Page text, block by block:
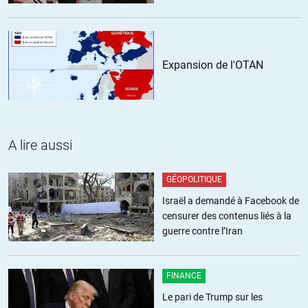
d’inscrire leurs pertes à leur bilans et les ont déduites de leurs
impôts les années suivantes, baissant donc les revenus de
l’état.
Ce qui fait que les banques ont en fait remboursé le prêt de
l’état avec des « avoirs fiscaux » gratuits et que ça ne leur a
rien coûté.
Vers les « marchés financiers » (gérés par ces mêmes
tribuable qui s’est encore plus fait presser.
D’ailleurs, lorsque le jugement en appel (ou en cassation, je ne
sais plus) de Jérôme Kerviel l’avait disculpé de 99,98% du trou
béant de la SG, certains fonctionnaires de Bercy (il existe
selon laquelle ce jugement devrait entraîner la suppression de
« l’amnistie fiscale » concernant les pertes, celles-ci étant
Expansion de l'OTAN
A lire aussi
GÉOPOLITIQUE
Israël a demandé à Facebook de
censurer des contenus liés à la
guerre contre l’Iran
FINANCE
Le pari de Trump sur les